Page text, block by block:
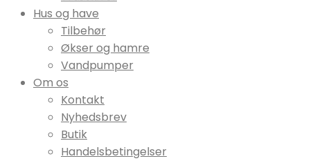
Hus og have
Tilbehør
Økser og hamre
Vandpumper
Om os
Kontakt
Nyhedsbrev
Butik
Handelsbetingelser